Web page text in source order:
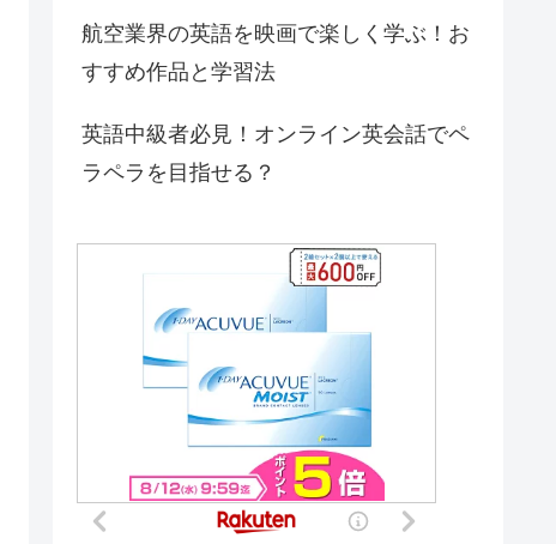
航空業界の英語を映画で楽しく学ぶ！お
すすめ作品と学習法
英語中級者必見！オンライン英会話でペ
ラペラを目指せる？